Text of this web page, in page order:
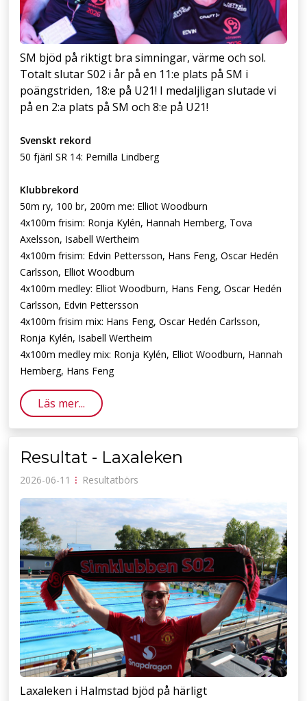
SM bjöd på riktigt bra simningar, värme och sol.
Totalt slutar S02 i år på en 11:e plats på SM i
poängstriden, 18:e på U21! I medaljligan slutade vi
på en 2:a plats på SM och 8:e på U21!
Svenskt rekord
50 fjäril SR 14: Pernilla Lindberg
Klubbrekord
50m ry, 100 br, 200m me: Elliot Woodburn
4x100m frisim: Ronja Kylén, Hannah Hemberg, Tova
Axelsson, Isabell Wertheim
4x100m frisim: Edvin Pettersson, Hans Feng, Oscar Hedén
Carlsson, Elliot Woodburn
4x100m medley: Elliot Woodburn, Hans Feng, Oscar Hedén
Carlsson, Edvin Pettersson
4x100m frisim mix: Hans Feng, Oscar Hedén Carlsson,
Ronja Kylén, Isabell Wertheim
4x100m medley mix: Ronja Kylén, Elliot Woodburn, Hannah
Hemberg, Hans Feng
Läs mer...
Resultat - Laxaleken
2026-06-11 ⁝ Resultatbörs
Laxaleken i Halmstad bjöd på härligt